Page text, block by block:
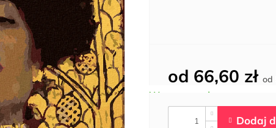
od 66,60 zł od